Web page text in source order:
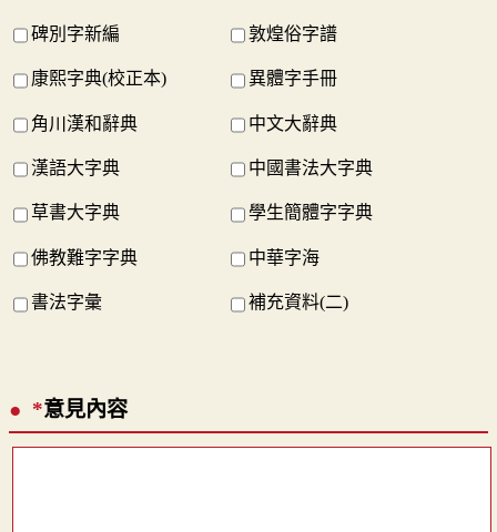
碑別字新編 敦煌俗字譜
康熙字典(校正本) 異體字手冊
角川漢和辭典 中文大辭典
漢語大字典 中國書法大字典
草書大字典 學生簡體字字典
佛教難字字典 中華字海
書法字彙 補充資料(二)
*意見內容